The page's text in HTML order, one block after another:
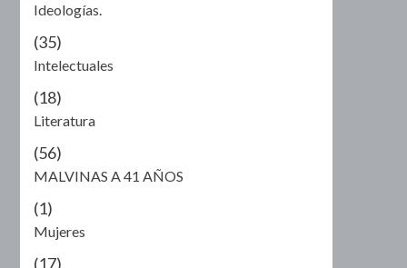
Ideologías.
(35)
Intelectuales
(18)
Literatura
(56)
MALVINAS A 41 AÑOS
(1)
Mujeres
(17)